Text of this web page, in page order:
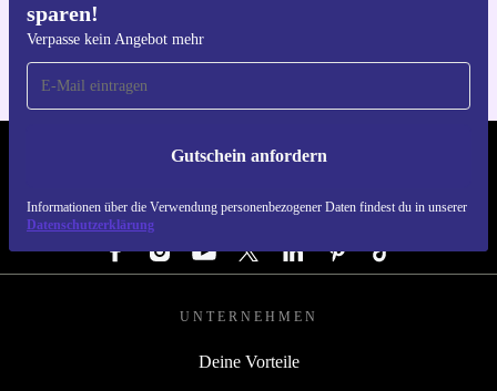
sparen!
Verpasse kein Angebot mehr
Gutschein anfordern
Informationen über die Verwendung personenbezogener Daten findest du in unserer
Datenschutzerklärung
REFURBED ÖSTERREICH - RETHINK NEW.
FOLGE UNS
UNTERNEHMEN
Deine Vorteile